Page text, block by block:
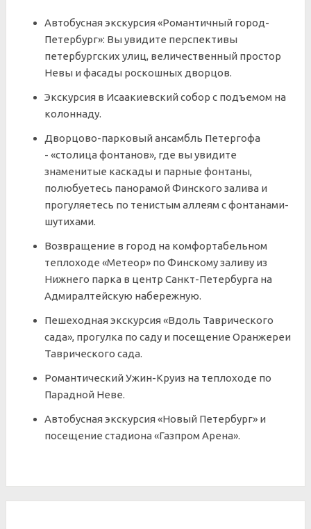
Автобусная экскурсия «Романтичный город-
Петербург»: Вы увидите перспективы
петербургских улиц, величественный простор
Невы и фасады роскошных дворцов.
Экскурсия в Исаакиевский собор с подъемом на
колоннаду.
Дворцово-парковый ансамбль Петергофа
- «столица фонтанов», где вы увидите
знаменитые каскады и парные фонтаны,
полюбуетесь панорамой Финского залива и
прогуляетесь по тенистым аллеям с фонтанами-
шутихами.
Возвращение в город на комфортабельном
теплоходе «Метеор» по Финскому заливу из
Нижнего парка в центр Санкт-Петербурга на
Адмиралтейскую набережную.
Пешеходная экскурсия «Вдоль Таврического
сада», прогулка по саду и посещение Оранжереи
Таврического сада.
Романтический Ужин-Круиз на теплоходе по
Парадной Неве.
Автобусная экскурсия «Новый Петербург» и
посещение стадиона «Газпром Арена».